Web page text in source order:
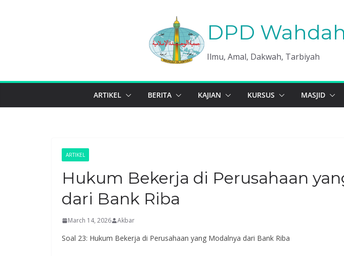
DPD
Ilmu, Amal, Dakwah, Tarbiyah
ARTIKEL BERITA KAJIAN KURSUS MASJID
ARTIKEL
Hukum Bekerja di Perusahaan
dari Bank Riba
March 14, 2026 Akbar
Soal 23: Hukum Bekerja di Perusahaan yang Modalnya dari Bank Riba